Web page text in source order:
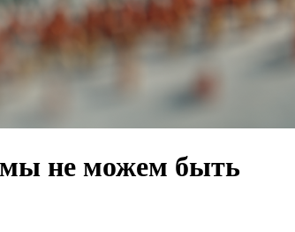
мы не можем быть